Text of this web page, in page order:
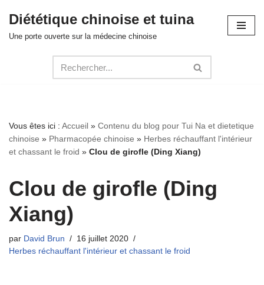
Aller
Diététique chinoise et tuina
Une porte ouverte sur la médecine chinoise
Vous êtes ici : Accueil » Contenu du blog pour Tui Na et dietetique
chinoise » Pharmacopée chinoise » Herbes réchauffant l'intérieur
et chassant le froid » Clou de girofle (Ding Xiang)
Clou de girofle (Ding
Xiang)
par David Brun
16 juillet 2020
Herbes réchauffant l'intérieur et chassant le froid